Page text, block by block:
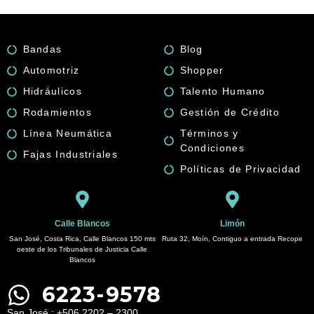
GATES
Bandas
Automotriz
Hidráulicos
Rodamientos
Línea Neumática
Fajas Industriales
Blog
Shopper
Talento Humano
Gestión de Crédito
Términos y
Condiciones
Políticas de Privacidad
Calle Blancos
San José, Costa Rica, Calle Blancos 150 mts
oeste de los Tribunales de Justicia Calle
Blancos
Limón
Ruta 32, Moín, Contiguo a entrada Recope
6223-9578